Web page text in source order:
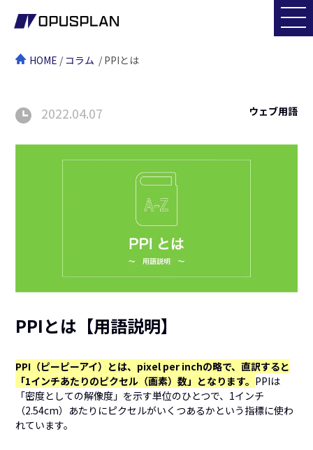
HOME / コラム / PPIとは
2022.04.07 ウェブ用語
PPIとは【用語説明】
PPI（ピーピーアイ）とは、pixel per inchの略で、直訳すると
「1インチあたりのピクセル（画素）数」となります。 PPIは
「密度としての解像度」を示す単位のひとつで、1インチ
（2.54cm）あたりにピクセルがいくつあるかという指標に使わ
れています。